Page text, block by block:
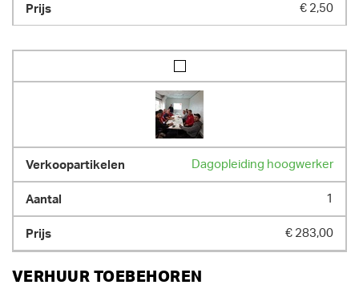
€ 2,50
Dagopleiding hoogwerker
1
€ 283,00
VERHUUR TOEBEHOREN